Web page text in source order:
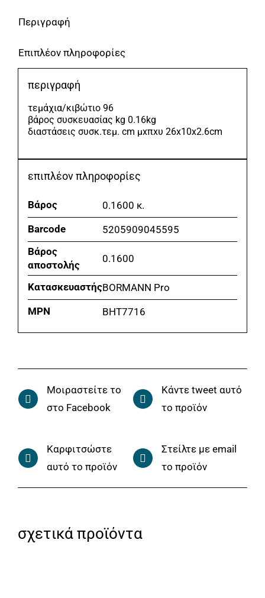
BORMANN
BHT7716
ποσότητα
Περιγραφή
Επιπλέον πληροφορίες
περιγραφή
τεμάχια/κιβώτιο 96
βάρος συσκευασίας kg 0.16kg
διαστάσεις συσκ.τεμ. cm μxπxυ 26x10x2.6cm
επιπλέον πληροφορίες
Βάρος
0.1600 κ.
Barcode
5205909045595
Βάρος
αποστολής
0.1600
ΚατασκευαστήςBORMANN Pro
MPN
BHT7716
Μοιραστείτε το
στο Facebook
Κάντε tweet αυτό
το προϊόν
Καρφιτσώστε
αυτό το προϊόν
Στείλτε με email
το προϊόν
σχετικά προϊόντα